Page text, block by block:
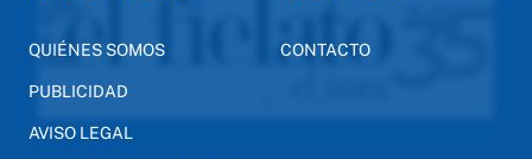
QUIÉNES SOMOS
PUBLICIDAD
AVISO LEGAL
CONTACTO